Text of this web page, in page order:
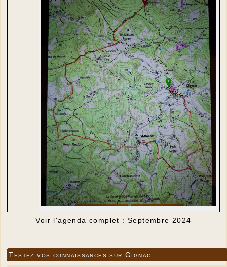
Voir l'agenda complet : Septembre 2024
Testez vos connaissances sur Gignac